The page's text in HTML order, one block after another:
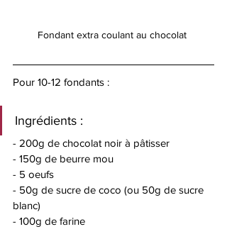
Fondant extra coulant au chocolat
Pour 10-12 fondants :
Ingrédients :
- 200g de chocolat noir à pâtisser
- 150g de beurre mou
- 5 oeufs
- 50g de sucre de coco (ou 50g de sucre
blanc)
- 100g de farine